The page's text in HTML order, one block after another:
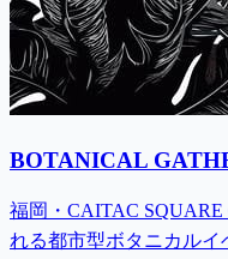
BOTANICAL
福岡・CAITAC
れる都市型ボタニカル